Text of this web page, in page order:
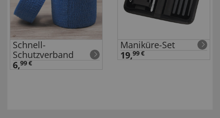
Schnell-
Schutzverband
6,99 €
Maniküre-Set
19,99 €